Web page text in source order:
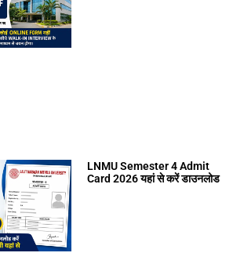
LNMU Semester 4 Admit
Card 2026 यहां से करें डाउनलोड